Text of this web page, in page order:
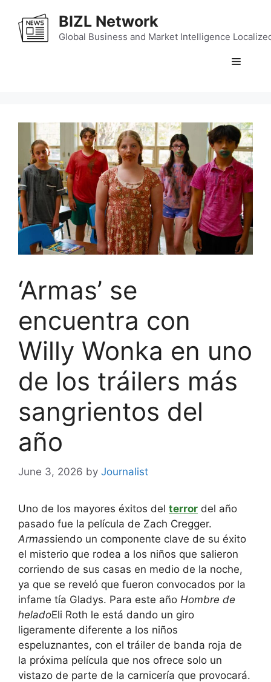
content
BIZL Network
Global Business and Market Intelligence
Menu
‘Armas’ se
encuentra con
Willy Wonka en uno
de los tráilers más
sangrientos del
año
June 3, 2026 by Journalist
Uno de los mayores éxitos del terror del año
pasado fue la película de Zach Cregger.
Armassiendo un componente clave de su éxito
el misterio que rodea a los niños que salieron
corriendo de sus casas en medio de la noche,
ya que se reveló que fueron convocados por la
infame tía Gladys. Para este año Hombre de
heladoEli Roth le está dando un giro
ligeramente diferente a los niños
espeluznantes, con el tráiler de banda roja de
la próxima película que nos ofrece solo un
vistazo de parte de la carnicería que provocará.